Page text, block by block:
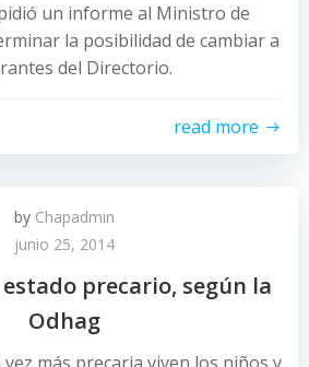
un informe al Ministro de
la posibilidad de cambiar a
del Directorio.
read more
by Chapadmin
junio 25, 2014
precario, según la
Odhag